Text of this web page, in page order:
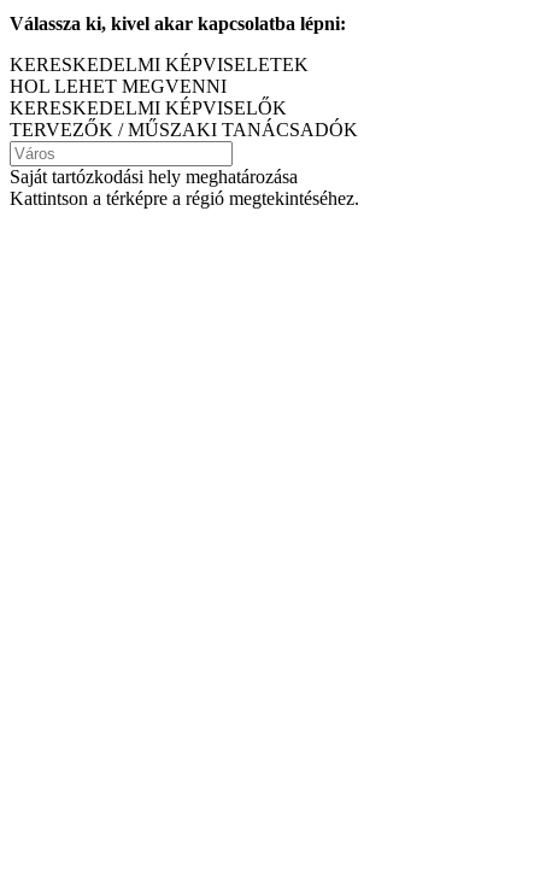
Válassza ki, kivel akar kapcsolatba lépni:
KERESKEDELMI KÉPVISELETEK
HOL LEHET MEGVENNI
KERESKEDELMI KÉPVISELŐK
TERVEZŐK / MŰSZAKI TANÁCSADÓK
Saját tartózkodási hely meghatározása
Kattintson a térképre a régió megtekintéséhez.